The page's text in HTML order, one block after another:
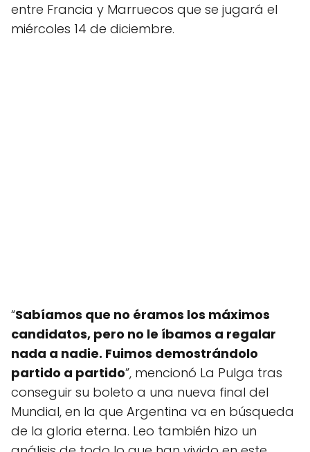
entre Francia y Marruecos que se jugará el
miércoles 14 de diciembre.
“Sabíamos que no éramos los máximos
candidatos, pero no le íbamos a regalar
nada a nadie. Fuimos demostrándolo
partido a partido”, mencionó La Pulga tras
conseguir su boleto a una nueva final del
Mundial, en la que Argentina va en búsqueda
de la gloria eterna. Leo también hizo un